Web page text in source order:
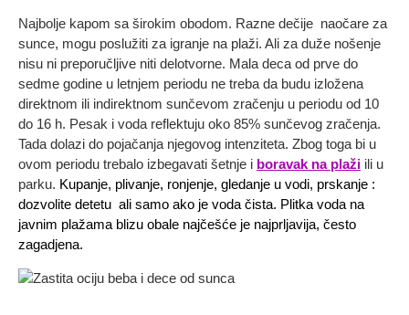
Najbolje kapom sa širokim obodom. Razne dečije naočare za
sunce, mogu poslužiti za igranje na plaži. Ali za duže nošenje
nisu ni preporučljive niti delotvorne. Mala deca od prve do
sedme godine u letnjem periodu ne treba da budu izložena
direktnom ili indirektnom sunčevom zračenju u periodu od 10
do 16 h. Pesak i voda reflektuju oko 85% sunčevog zračenja.
Tada dolazi do pojačanja njegovog intenziteta. Zbog toga bi u
ovom periodu trebalo izbegavati šetnje i boravak na plaži ili u
parku. Kupanje, plivanje, ronjenje, gledanje u vodi, prskanje :
dozvolite detetu ali samo ako je voda čista. Plitka voda na
javnim plažama blizu obale najčešće je najprljavija, često
zagadjena.